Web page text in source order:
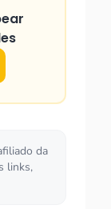
da
links,